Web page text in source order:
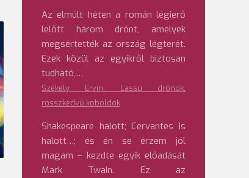
Az elmúlt héten a román légierő
lelőtt három drónt, amelyek
megsértették az ország légterét.
Ezek közül az egyikről biztosan
tudható,…
Székely Ervin: Lassú drónok,
rosszkedvű koboldok
Shakespeare halott; Cervantes is
halott…; és én se érzem jól
magam – kezdte egyik előadását
Mark Twain. Ez az